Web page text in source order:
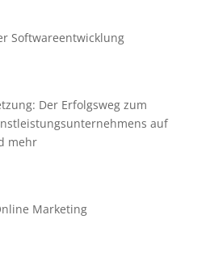
Softwareentwicklung
Der Erfolgsweg zum
auf
mehr
Marketing